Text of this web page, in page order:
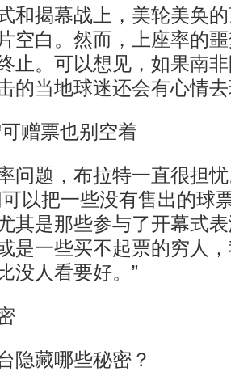
揭幕战上，美轮美奂的
空白。然而，上座率的
止。可以想见，如果南
的当地球迷还会有心情
票也别空着
题，布拉特一直很担忧
以把一些没有售出的球
其是那些参与了开幕式
是一些买不起票的穷人
没人看要好。”
藏哪些秘密？